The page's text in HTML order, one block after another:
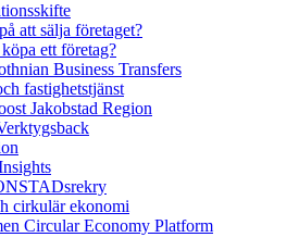
att sälja företaget?
ett företag?
Business Transfers
fastighetstjänst
Jakobstad Region
cirkulär ekonomi
Circular Economy Platform